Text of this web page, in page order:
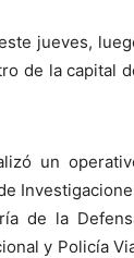
jueves,
de la capital
un
de la
y Policía